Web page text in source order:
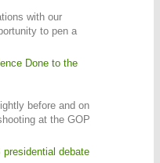
with our
to pen a
Done to the
before and on
at the GOP
debate